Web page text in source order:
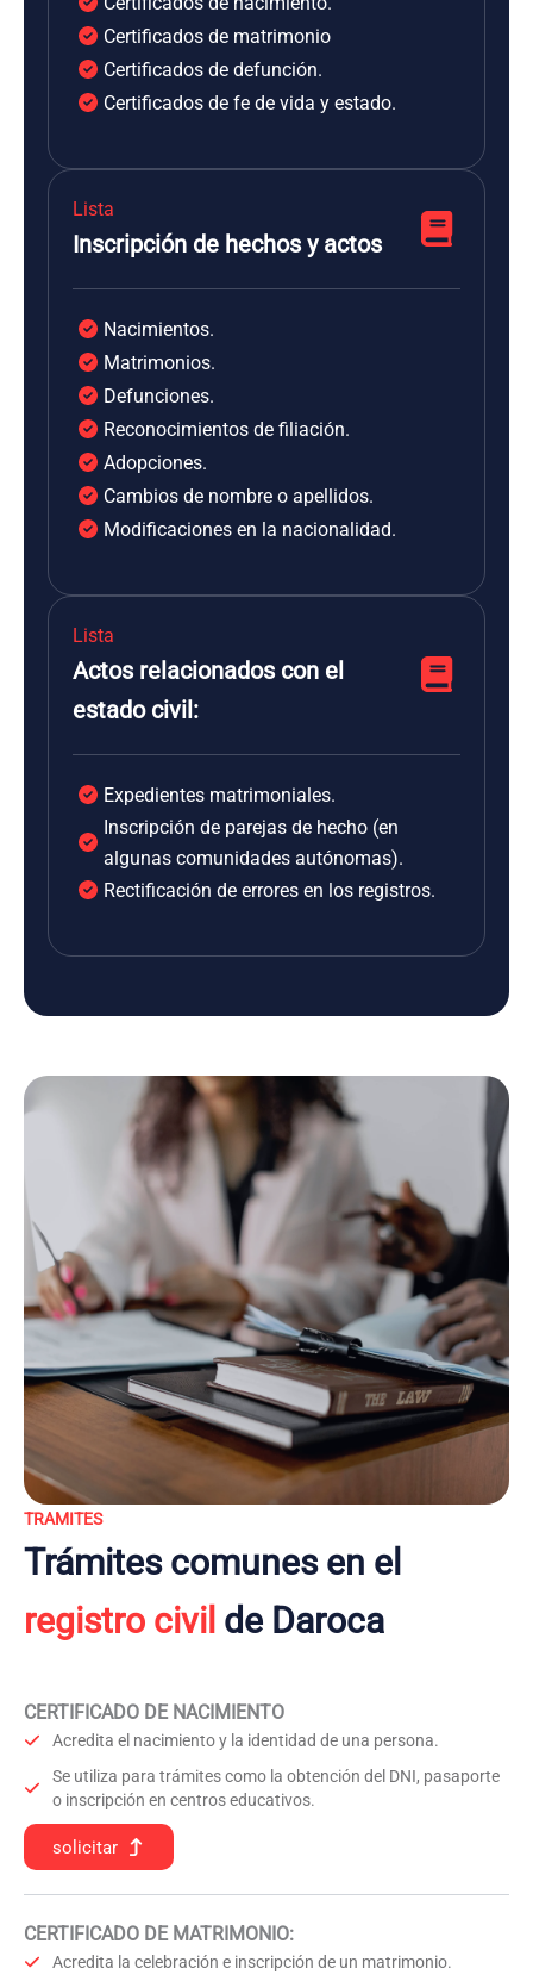
Certificados de matrimonio
Certificados de defunción.
Certificados de fe de vida y estado.
Lista
Inscripción de hechos y actos
Nacimientos.
Matrimonios.
Defunciones.
Reconocimientos de filiación.
Adopciones.
Cambios de nombre o apellidos.
Modificaciones en la nacionalidad.
Lista
Actos relacionados con el
estado civil:
Expedientes matrimoniales.
Inscripción de parejas de hecho (en
algunas comunidades autónomas).
Rectificación de errores en los registros.
TRAMITES
Trámites comunes en el
registro civil de Daroca
CERTIFICADO DE NACIMIENTO
Acredita el nacimiento y la identidad de una persona.
Se utiliza para trámites como la obtención del DNI, pasaporte
o inscripción en centros educativos.
solicitar
CERTIFICADO DE MATRIMONIO:
Acredita la celebración e inscripción de un matrimonio.